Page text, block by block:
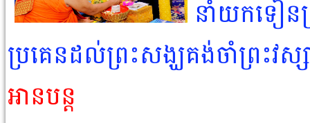
នាំយកទៀន
ប្រគេនដល់ព្រះសង្ឃគង់ចាំព្រះវស្
អានបន្ត